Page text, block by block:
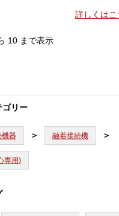
詳しくはこ
10 まで表示
ゴリー
機器 融着接続機
専用)